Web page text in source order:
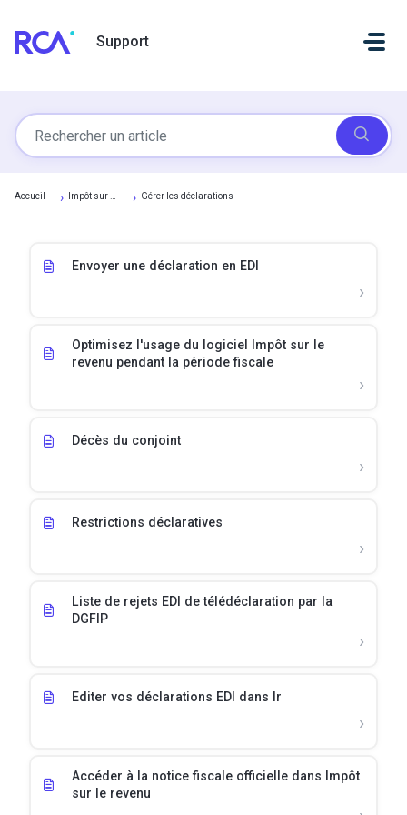
Support
Accueil Gérer les déclarations
Envoyer une déclaration en EDI
Optimisez l'usage du logiciel Impôt sur le
revenu pendant la période fiscale
Décès du conjoint
Restrictions déclaratives
Liste de rejets EDI de télédéclaration par la
DGFIP
Editer vos déclarations EDI dans Ir
Accéder à la notice fiscale officielle dans Impôt
sur le revenu